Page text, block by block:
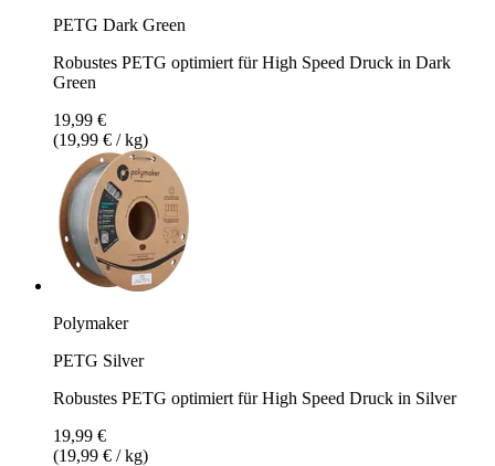
PETG Dark Green
Robustes PETG optimiert für High Speed Druck in Dark
Green
19,99 €
(19,99 € / kg)
Polymaker
PETG Silver
Robustes PETG optimiert für High Speed Druck in Silver
19,99 €
(19,99 € / kg)